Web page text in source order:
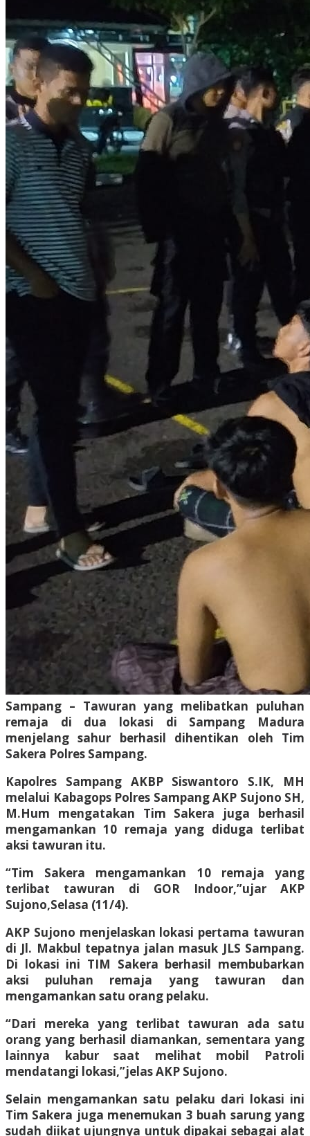
Sampang – Tawuran yang melibatkan puluhan
remaja di dua lokasi di Sampang Madura
menjelang sahur berhasil dihentikan oleh Tim
Sakera Polres Sampang.
Kapolres Sampang AKBP Siswantoro S.IK, MH
melalui Kabagops Polres Sampang AKP Sujono SH,
M.Hum mengatakan Tim Sakera juga berhasil
mengamankan 10 remaja yang diduga terlibat
aksi tawuran itu.
“Tim Sakera mengamankan 10 remaja yang
terlibat tawuran di GOR Indoor,”ujar AKP
Sujono,Selasa (11/4).
AKP Sujono menjelaskan lokasi pertama tawuran
di Jl. Makbul tepatnya jalan masuk JLS Sampang.
Di lokasi ini TIM Sakera berhasil membubarkan
aksi puluhan remaja yang tawuran dan
mengamankan satu orang pelaku.
“Dari mereka yang terlibat tawuran ada satu
orang yang berhasil diamankan, sementara yang
lainnya kabur saat melihat mobil Patroli
mendatangi lokasi,”jelas AKP Sujono.
Selain mengamankan satu pelaku dari lokasi ini
Tim Sakera juga menemukan 3 buah sarung yang
sudah diikat ujungnya untuk dipakai sebagai alat